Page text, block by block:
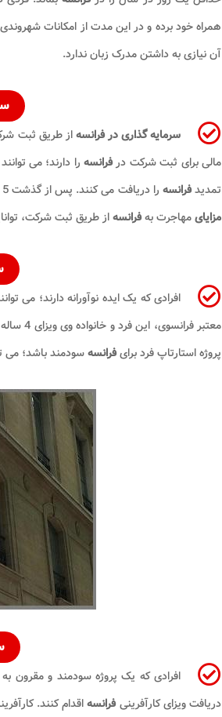
همراه خود برده و در این مدت از امکانات
آن نیازی به داشتن مدرک زبان ندارد.
سرمایه گذاری در فرانسهاز طریق ثبت
مالی برای ثبت شرکت درفرانسه را دارند؛ می
تمدیدفرانسه را دریافت می کنند. پس از گذشت 5 سال از ثبت شرکت در
مزایایمهاجرت بهفرانسهاز طریق ثبت شرکت،
افرادی که یک ایده نوآورانه دارند؛ می
معتبر فرانسوی، این فرد و خانواده وی ویزای 4 ساله
پروژه استارتاپ فرد برایفرانسهسودمند باشد؛ می
افرادی که یک پروژه سودمند و مقرون
دریافت ویزای کارآفرینیفرانسهاقدام کنند.